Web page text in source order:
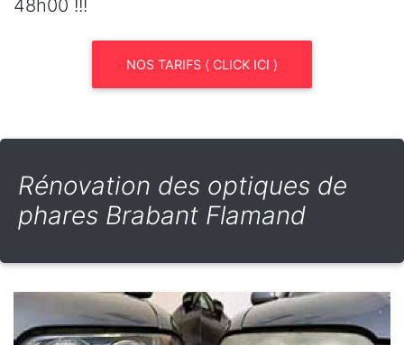
48h00 !!!
NOS TARIFS ( CLICK ICI )
Rénovation des optiques de
phares Brabant Flamand